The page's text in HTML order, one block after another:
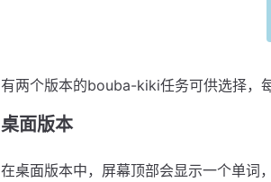
有两个版本的bouba-kiki任务可供选择，
桌面版本
在桌面版本中，屏幕顶部会显示一个单词